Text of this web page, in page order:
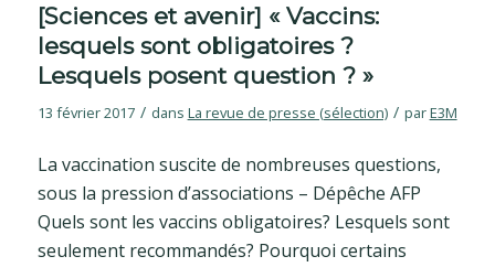
[Sciences et avenir] « Vaccins:
lesquels sont obligatoires ?
Lesquels posent question ? »
13 février 2017 / dans La revue de presse (sélection) / parE3M
La vaccination suscite de nombreuses questions,
sous la pression d’associations – Dépêche AFP
Quels sont les vaccins obligatoires? Lesquels sont
seulement recommandés? Pourquoi certains